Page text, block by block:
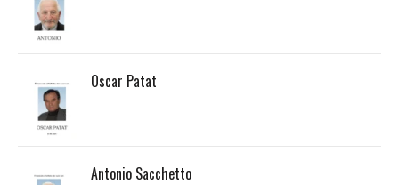
Oscar Patat
Antonio Sacchetto